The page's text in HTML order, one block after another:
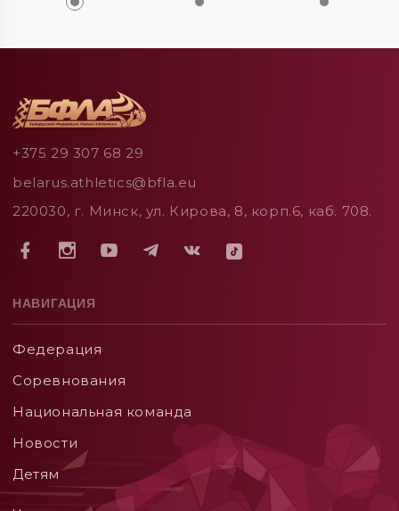
+375 29 307 68 29
belarus.athletics@bfla.eu
220030, г. Минск, ул. Кирова, 8, корп.6, каб. 708.
НАВИГАЦИЯ
Федерация
Соревнования
Национальная команда
Новости
Детям